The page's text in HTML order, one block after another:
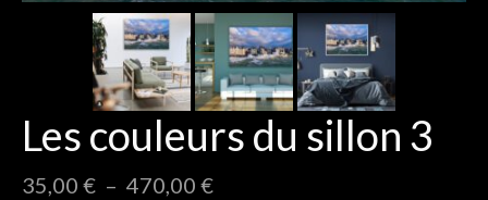
Les couleurs du sillon 3
35,00 € – 470,00 €Plage